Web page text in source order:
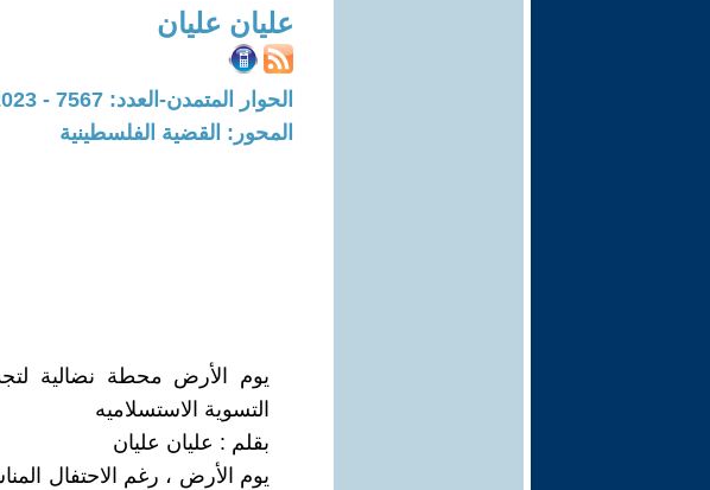
عليان عليان
الحوار المتمدن-العدد: 7567 - 2023 / 3 / 31 - 01:27
المحور: القضية الفلسطينية
يوم الأرض محطة نضالية
التسوية الاستسلاميه
بقلم : عليان عليان
يوم الأرض ، رغم الاحتفال